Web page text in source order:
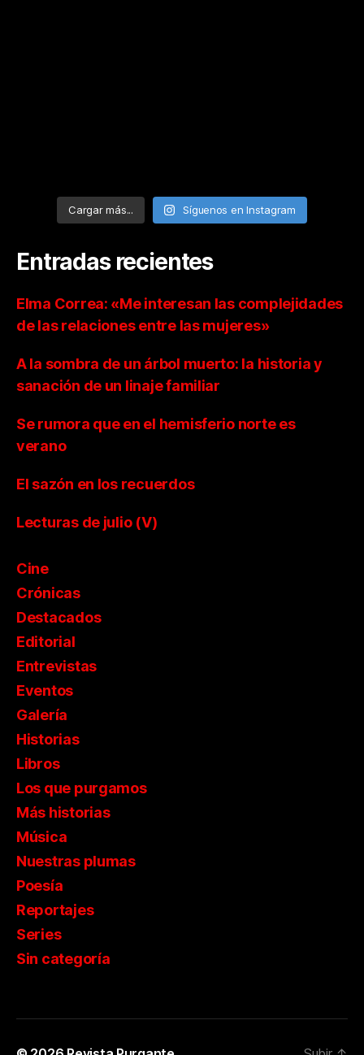
Cargar más... Síguenos en Instagram
Entradas recientes
Elma Correa: «Me interesan las complejidades
de las relaciones entre las mujeres»
A la sombra de un árbol muerto: la historia y
sanación de un linaje familiar
Se rumora que en el hemisferio norte es
verano
El sazón en los recuerdos
Lecturas de julio (V)
Cine
Crónicas
Destacados
Editorial
Entrevistas
Eventos
Galería
Historias
Libros
Los que purgamos
Más historias
Música
Nuestras plumas
Poesía
Reportajes
Series
Sin categoría